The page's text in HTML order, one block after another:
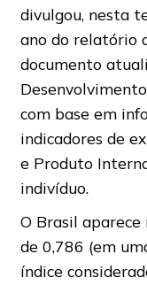
divulgou, nesta
ano do relatório
documento
com base em
indicadores de
e Produto
indivíduo.
O Brasil aparece
de 0,786 (em
índice